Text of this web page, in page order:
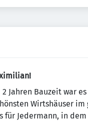
Jahren Bauzeit war
Wirtshäuser
Jedermann, in